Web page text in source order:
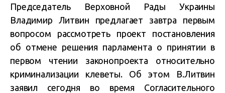
Председатель Верховной Рады Украины
Владимир Литвин предлагает завтра первым
вопросом рассмотреть проект постановления
об отмене решения парламента о принятии в
первом чтении законопроекта относительно
криминализации клеветы. Об этом В.Литвин
заявил сегодня во время Согласительного